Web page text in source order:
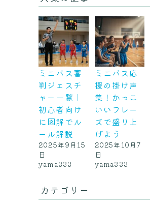
ミニバス審
判ジェスチ
ャー一覧｜
初心者向け
に図解でル
ール解説
2025年9月15
日
yama333
ミニバス応
援の掛け声
集！かっこ
いいフレー
ズで盛り上
げよう
2025年10月7
日
yama333
カテゴリー